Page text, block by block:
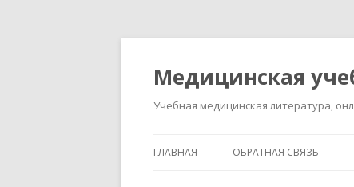
Медицинская
Учебная медицинская литература,
ГЛАВНАЯ ОБРАТНАЯ СВЯЗЬ